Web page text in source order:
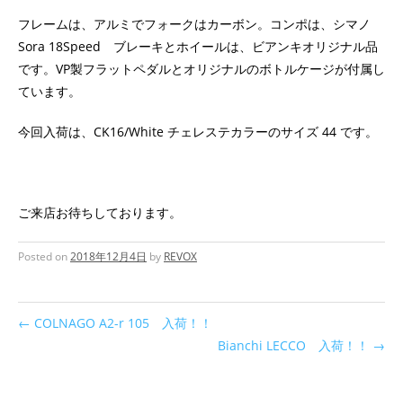
フレームは、アルミでフォークはカーボン。コンポは、シマノ
Sora 18Speed ブレーキとホイールは、ビアンキオリジナル品
です。VP製フラットペダルとオリジナルのボトルケージが付属し
ています。
今回入荷は、CK16/White チェレステカラーのサイズ 44 です。
ご来店お待ちしております。
Posted on2018年12月4日 by REVOX
← COLNAGO A2-r 105 入荷！！
Bianchi LECCO 入荷！！
→